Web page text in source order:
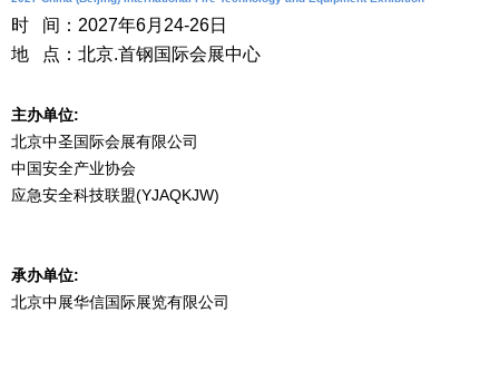
时 间：2027年6月24-26日
地 点：北京.首钢国际会展中心
主办单位:
北京中圣国际会展有限公司
中国安全产业协会
应急安全科技联盟(YJAQKJW)
承办单位:
北京中展华信国际展览有限公司